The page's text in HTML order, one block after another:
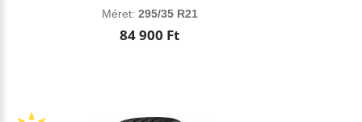
Méret: 295/35 R21
84 900 Ft